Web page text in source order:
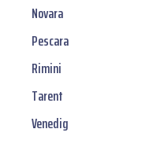
Novara
Pescara
Rimini
Tarent
Venedig